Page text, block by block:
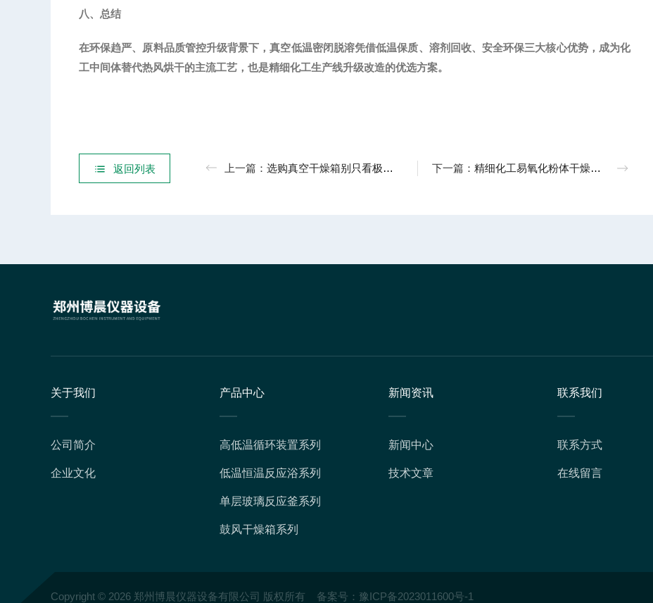
八、总结
在环保趋严、原料品质管控升级背景下，真空低温密闭脱溶凭借低温保质、溶剂回收、安全环保三大核心优势，成为化
工中间体替代热风烘干的主流工艺，也是精细化工生产线升级改造的优选方案。
返回列表 上一篇： 选购真空干燥箱别只看极限真空！温控均匀度、密封性选型关键指标 下一篇： 精细化工易氧化粉体干燥：真空干燥箱工艺参数优化实操方案
关于我们
公司简介
企业文化
产品中心
高低温循环装置系列
低温恒温反应浴系列
单层玻璃反应釜系列
鼓风干燥箱系列
新闻资讯
新闻中心
技术文章
联系我们
联系方式
在线留言
Copyright © 2026 郑州博晨仪器设备有限公司 版权所有 备案号： 豫ICP备2023011600号-1